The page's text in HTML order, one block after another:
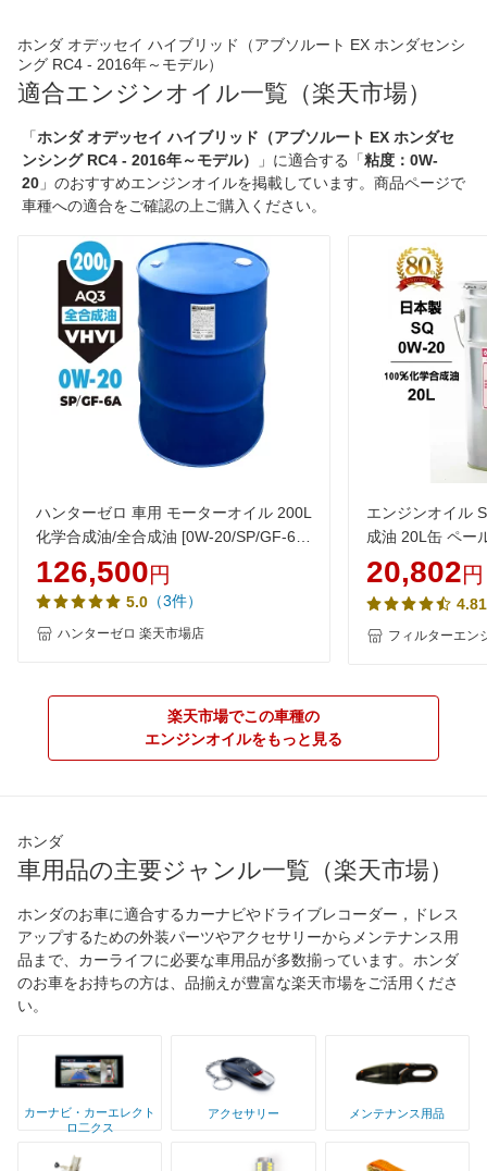
ホンダ オデッセイ ハイブリッド（アブソルート EX ホンダセンシ
ング RC4 - 2016年～モデル）
適合エンジンオイル一覧（楽天市場）
「ホンダ オデッセイ ハイブリッド（アブソルート EX ホンダセ
ンシング RC4 - 2016年～モデル）
」に適合する「粘度：0W-
20 」のおすすめエンジンオイルを掲載しています。商品ページで
車種への適合をご確認の上ご購入ください。
ハンターゼロ 車用 モーターオイル 200L
化学合成油/全合成油 [0W-20/SP/GF-6A]
AQ3 100％化学合成油 VHVI 自動車用エ
ンジンオイル【法人限定】
126,500円
5.0 （3件）
ハンターゼロ 楽天市場店
エンジンオイル
成油 20L缶 ペー
イル 0W20 化学
安 激安 安い
20,802円
4.81
フィルターエン
楽天市場でこの車種の
エンジンオイルをもっと見る
ホンダ
車用品の主要ジャンル一覧（楽天市場）
ホンダのお車に適合するカーナビやドライブレコーダー，ドレス
アップするための外装パーツやアクセサリーからメンテナンス用
品まで、カーライフに必要な車用品が多数揃っています。ホンダ
のお車をお持ちの方は、品揃えが豊富な楽天市場をご活用くださ
い。
カーナビ・カーエレクト
ロ二クス
アクセサリー メンテナンス用品